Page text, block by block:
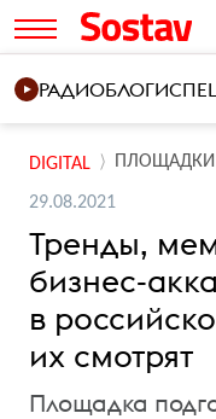
РАДИОБЛОГИ
DIGITAL ПЛОЩАДКИ
29.08.2021
Тренды,
бизнес-
в
их смотрят
Площадка